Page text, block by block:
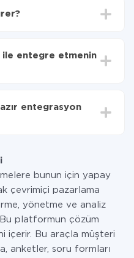
ile entegre etmenin
bir sisteminizden
ödeme yaparsınız.
entegrasyon
bunun için yapay
çevrimiçi pazarlama
yönetme ve analiz
platformun çözüm
içerir. Bu araçla müşteri
anketler, soru formları